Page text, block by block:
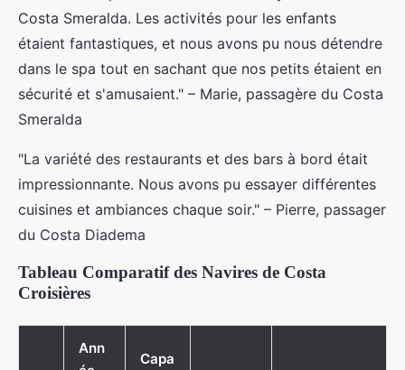
Costa Smeralda. Les activités pour les enfants
étaient fantastiques, et nous avons pu nous détendre
dans le spa tout en sachant que nos petits étaient en
sécurité et s'amusaient." – Marie, passagère du Costa
Smeralda
"La variété des restaurants et des bars à bord était
impressionnante. Nous avons pu essayer différentes
cuisines et ambiances chaque soir." – Pierre, passager
du Costa Diadema
Tableau Comparatif des Navires de Costa
Croisières
Ann
Capa